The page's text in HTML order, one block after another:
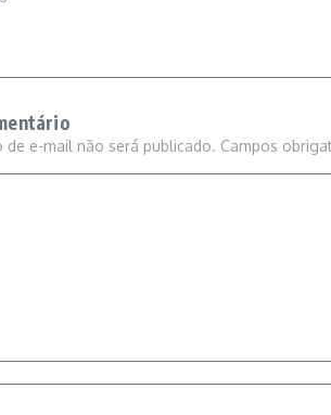
de e-mail não será publicado. Campos